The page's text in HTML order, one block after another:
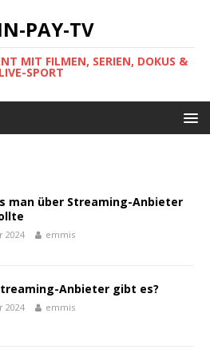
PAY-TV
MIT FILMEN, SERIEN, DOKUS &
LIVE-SPORT
man über Streaming-Anbieter
2024 emmis
Anbieter gibt es?
2024 emmis